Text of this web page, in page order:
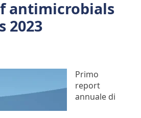
antimicrobials
2023
Primo
report
annuale di
alla Salute